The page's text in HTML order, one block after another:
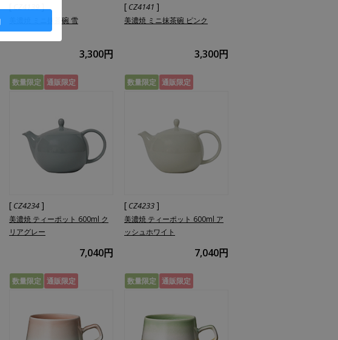
[CZ4139]
美濃焼 ミニ抹茶碗 雪
3,300円
[ CZ4141 ]
美濃焼 ミニ抹茶碗 ピンク
3,300円
数量限定 通販限定
[ CZ4234 ]
美濃焼 ティーポット 600ml ク
リアグレー
7,040円
数量限定 通販限定
[ CZ4233 ]
美濃焼 ティーポット 600ml ア
ッシュホワイト
7,040円
数量限定 通販限定 数量限定 通販限定